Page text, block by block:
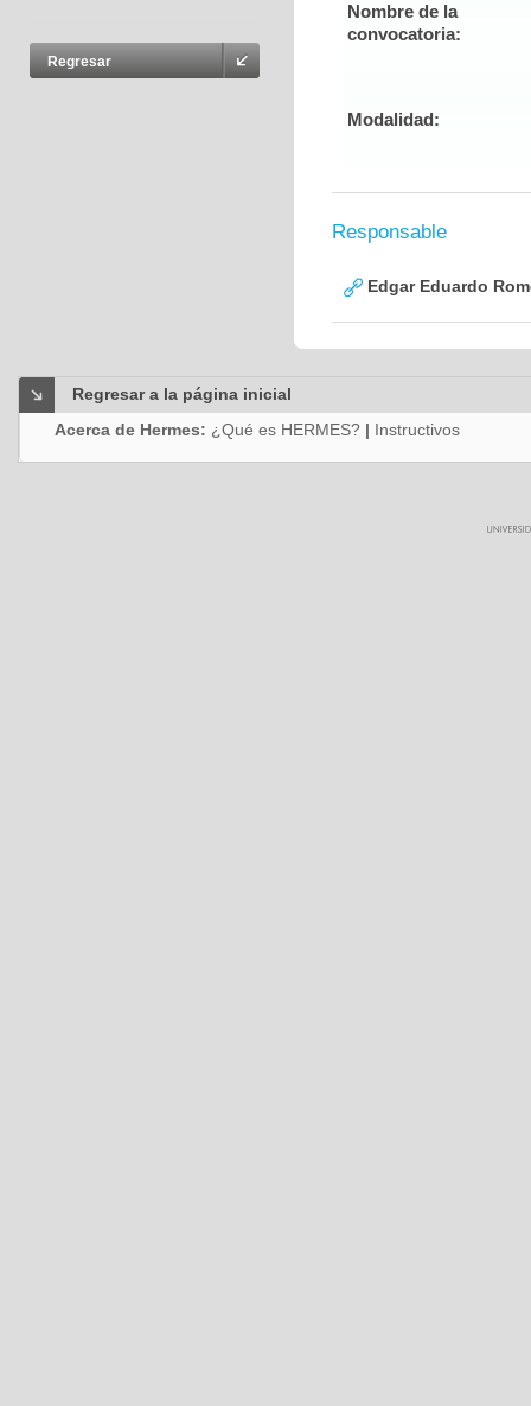
Regresar
Nombre de la
convocatoria:
Modalidad:
Responsable
Edgar Eduardo
Regresar a la página inicial
Acerca de Hermes: ¿Qué es HERMES? | Instructivos